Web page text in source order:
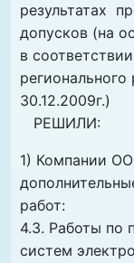
результатах
допусков (на
в
30.12.2009г.)
РЕШИЛИ:
1) Компании
работ:
4.3. Работы по
систем